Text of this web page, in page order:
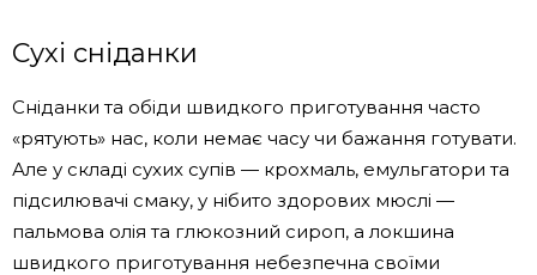
Сухі сніданки
Сніданки та обіди швидкого приготування часто
«рятують» нас, коли немає часу чи бажання готувати.
Але у складі сухих супів — крохмаль, емульгатори та
підсилювачі смаку, у нібито здорових мюслі —
пальмова олія та глюкозний сироп, а локшина
швидкого приготування небезпечна своїми